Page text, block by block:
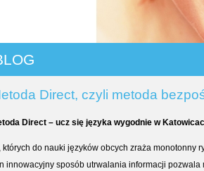
Direct, czyli metoda
Direct – ucz się języka wygodnie w
których do nauki języków obcych zraża monotonny
innowacyjny sposób utrwalania informacji